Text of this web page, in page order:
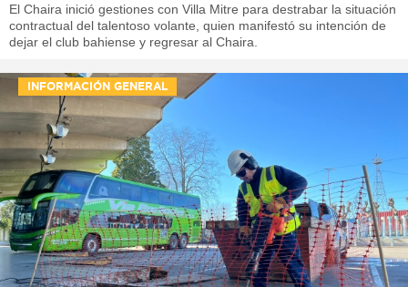
El Chaira inició gestiones con Villa Mitre para destrabar la situación
contractual del talentoso volante, quien manifestó su intención de
dejar el club bahiense y regresar al Chaira.
INFORMACIÓN GENERAL